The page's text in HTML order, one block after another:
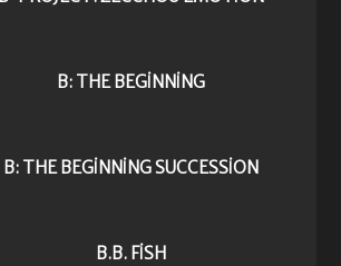
B: THE BEGINNING
B: THE BEGINNING SUCCESSION
B.B. FISH